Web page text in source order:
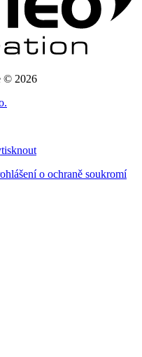
© 2026
o ochraně soukromí